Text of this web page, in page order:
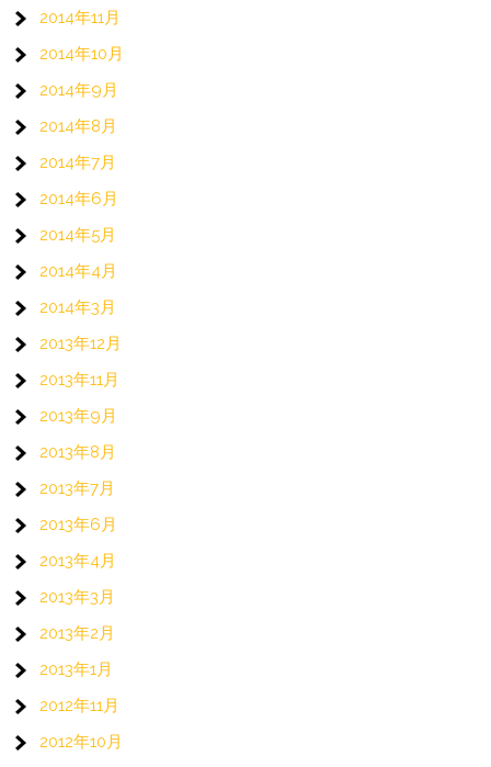
2014年11月
2014年10月
2014年9月
2014年8月
2014年7月
2014年6月
2014年5月
2014年4月
2014年3月
2013年12月
2013年11月
2013年9月
2013年8月
2013年7月
2013年6月
2013年4月
2013年3月
2013年2月
2013年1月
2012年11月
2012年10月